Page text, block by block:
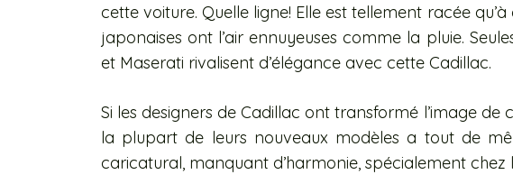
cette voiture. Quelle ligne! Elle est tellement racée
japonaises ont l’air ennuyeuses comme la pluie.
et Maserati rivalisent d’élégance avec cette Cadillac.
Si les designers de Cadillac ont transformé l’image de
la plupart de leurs nouveaux modèles a tout de
caricatural, manquant d’harmonie, spécialement chez